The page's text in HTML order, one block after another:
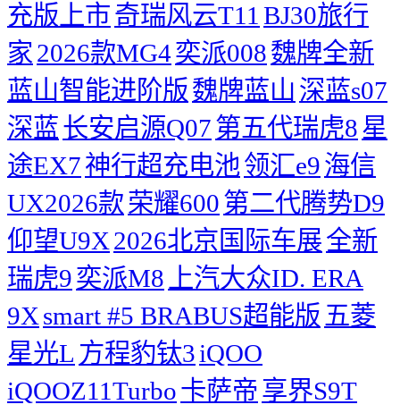
充版上市奇瑞风云T11 BJ30旅行
家 2026款MG4奕派008魏牌全新
蓝山智能进阶版魏牌蓝山 深蓝s07
深蓝 长安启源Q07第五代瑞虎8星
途EX7神行超充电池领汇e9海信
UX2026款 荣耀600第二代腾势D9
仰望U9X2026北京国际车展全新
瑞虎9奕派M8 上汽大众ID. ERA
9Xsmart #5 BRABUS超能版 五菱
星光L 方程豹钛3iQOO
iQOOZ11Turbo卡萨帝享界S9T